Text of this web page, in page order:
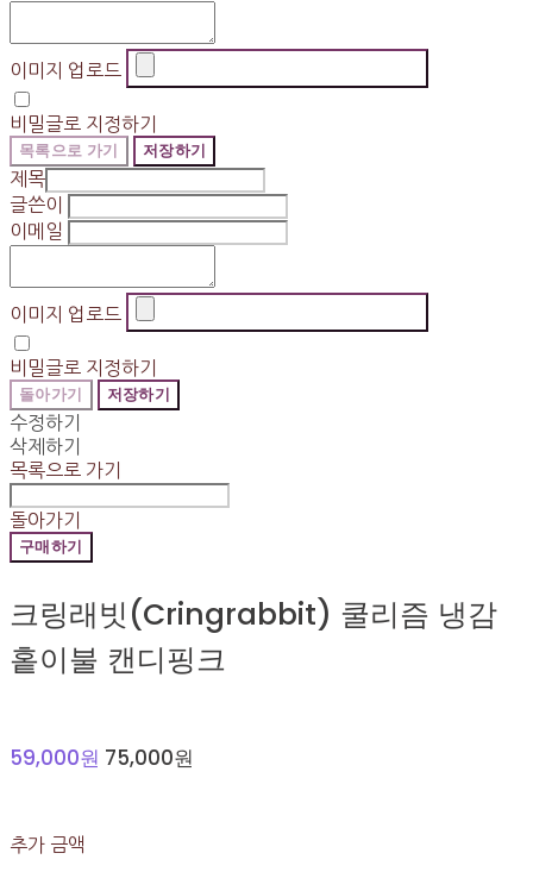
이미지 업로드
비밀글로 지정하기
목록으로 가기 저장하기
제목
글쓴이
이메일
이미지 업로드
비밀글로 지정하기
돌아가기 저장하기
수정하기
삭제하기
목록으로 가기
돌아가기
구매하기
크링래빗(Cringrabbit) 쿨리즘 냉감
홑이불 캔디핑크
59,000원 75,000원
추가 금액